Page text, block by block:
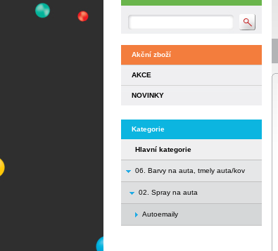
Akční zboží
AKCE
NOVINKY
Kategorie
Hlavní kategorie
06. Barvy na auta, tmely auta/kov
02. Spray na auta
Autoemaily